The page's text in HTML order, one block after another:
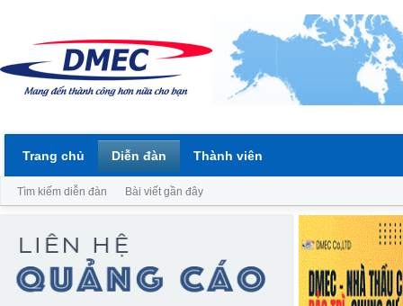
Trang chủ Diễn đàn
Tìm kiếm diễn đàn Bài viết gần đây
Thành viên